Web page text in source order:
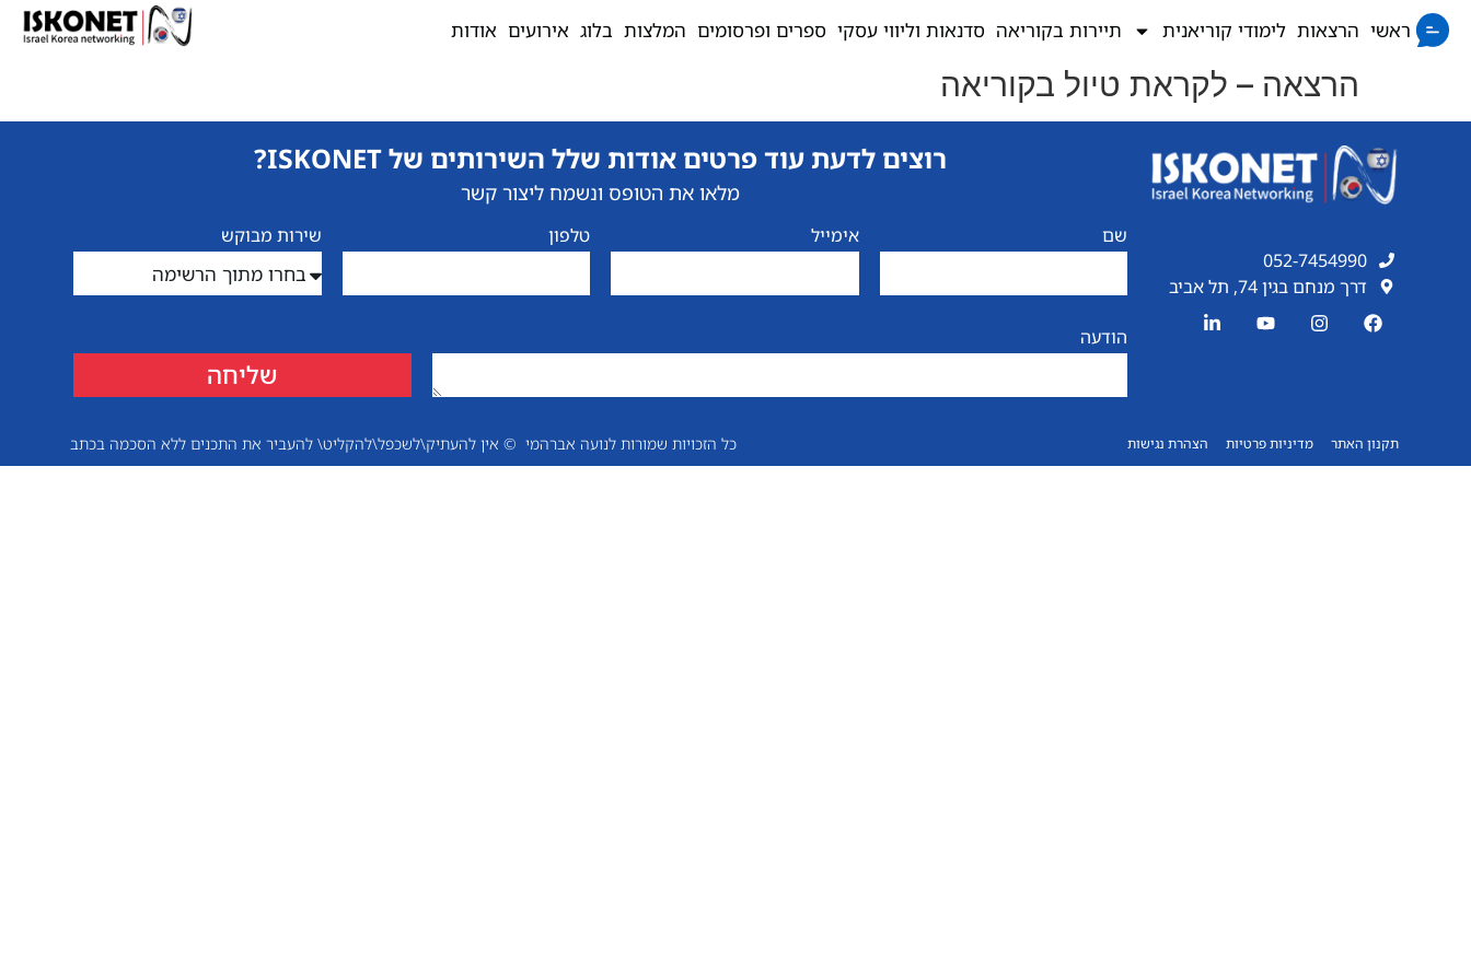
ראשי הרצאות לימודי קוריאנית תיירות בקוריאה סדנאות וליווי עסקי ספרים ופרסומים המלצות בלוג אירועים אודות
הרצאה – לקראת טיול בקוריאה
052-7454990
דרך מנחם בגין 74, תל אביב
רוצים לדעת עוד פרטים אודות שלל השירותים של ISKONET?
מלאו את הטופס ונשמח ליצור קשר
שם אימייל טלפון שירות מבוקש
הודעה
שליחה
תקנון האתר מדיניות פרטיות הצהרת נגישות כל הזכויות שמורות לנועה אברהמי © אין להעתיק\לשכפל\להקליט\ להעביר את התכנים ללא הסכמה בכתב